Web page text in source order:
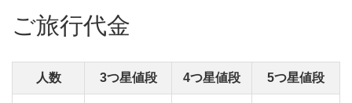
ご旅行代金
人数 3つ星値段 4つ星値段 5つ星値段